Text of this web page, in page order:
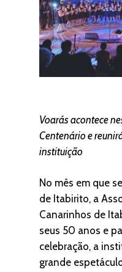
Voarás acontece
Centenário e
instituição
No mês em que
de Itabirito, a
Canarinhos de
seus 50 anos e
celebração, a
grande